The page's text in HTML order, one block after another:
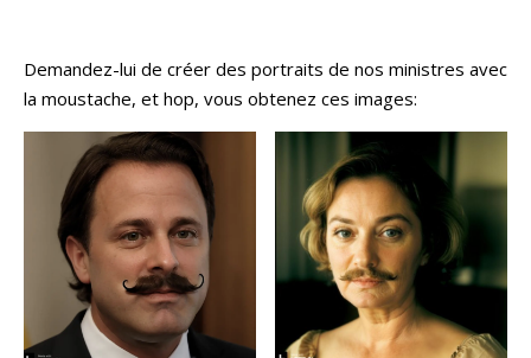
Demandez-lui de créer des portraits de nos ministres avec
la moustache, et hop, vous obtenez ces images: